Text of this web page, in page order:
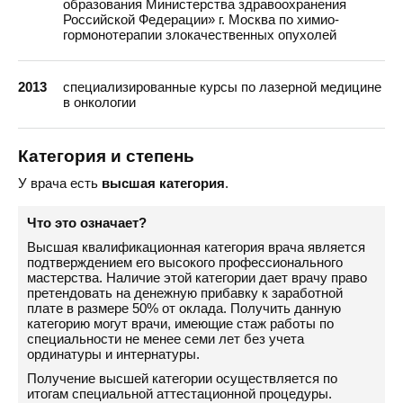
образования Министерства здравоохранения
Российской Федерации» г. Москва по химио-
гормонотерапии злокачественных опухолей
2013
специализированные курсы по лазерной медицине
в онкологии
Категория и степень
У врача есть высшая категория.
Что это означает?
Высшая квалификационная категория врача является
подтверждением его высокого профессионального
мастерства. Наличие этой категории дает врачу право
претендовать на денежную прибавку к заработной
плате в размере 50% от оклада. Получить данную
категорию могут врачи, имеющие стаж работы по
специальности не менее семи лет без учета
ординатуры и интернатуры.
Получение высшей категории осуществляется по
итогам специальной аттестационной процедуры.